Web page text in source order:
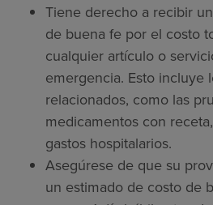
Tiene derecho a recibir
de buena fe por el costo
cualquier artículo o
emergencia. Esto incluye
relacionados, como las
medicamentos con
gastos hospitalarios.
Asegúrese de que su
un estimado de costo de